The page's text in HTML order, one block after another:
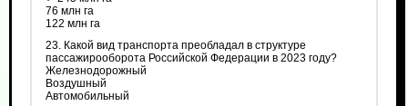
76 млн га
122 млн га
23. Какой вид транспорта преобладал в структуре
пассажирооборота Российской Федерации в 2023 году?
Железнодорожный
Воздушный
Автомобильный